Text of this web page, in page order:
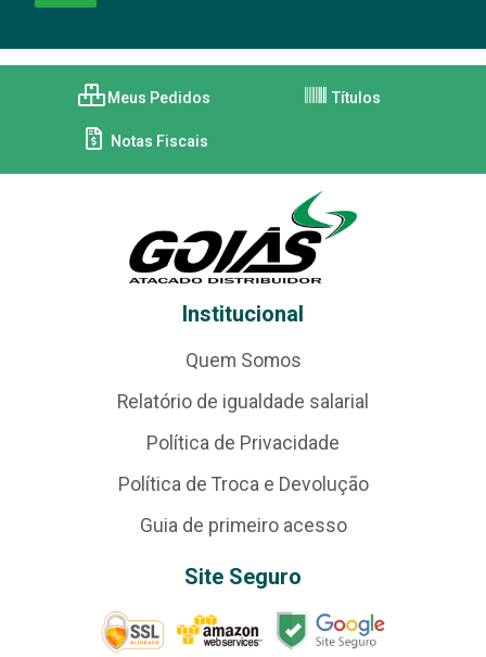
Meus Pedidos Títulos
Notas Fiscais
Institucional
Quem Somos
Relatório de igualdade salarial
Política de Privacidade
Política de Troca e Devolução
Guia de primeiro acesso
Site Seguro